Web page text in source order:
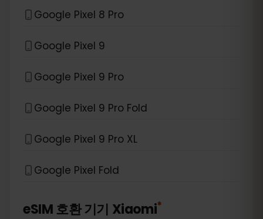
Google Pixel 8 Pro
Google Pixel 9
Google Pixel 9 Pro
Google Pixel 9 Pro Fold
Google Pixel 9 Pro XL
Google Pixel Fold
eSIM 호환 기기 Xiaomi*